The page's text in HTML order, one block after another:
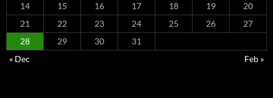
14
15 16 17 18 19
20
21
22 23 24 25 26
27
28
29 30
31
« Dec
Feb »